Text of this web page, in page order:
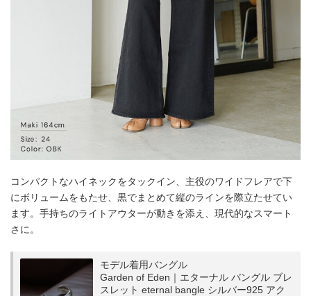
コンパクトなハイネックをタックイン、主役のワイドフレアで下
にボリュームをもたせ、黒でまとめて縦のラインを際立たせてい
ます。手持ちのライトアウターが動きを添え、現代的なスマート
さに。
モデル着用バングル
Garden of Eden｜エターナル バングル ブレ
スレット eternal bangle シルバー925 アク